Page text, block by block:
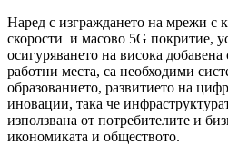
Наред с изграждането на мрежи с
скорости и масово 5G покритие,
осигуряването на висока
работни места, са необходими
образованието, развитието на
иновации, така че
използвана от потребителите и
икономиката и обществото.